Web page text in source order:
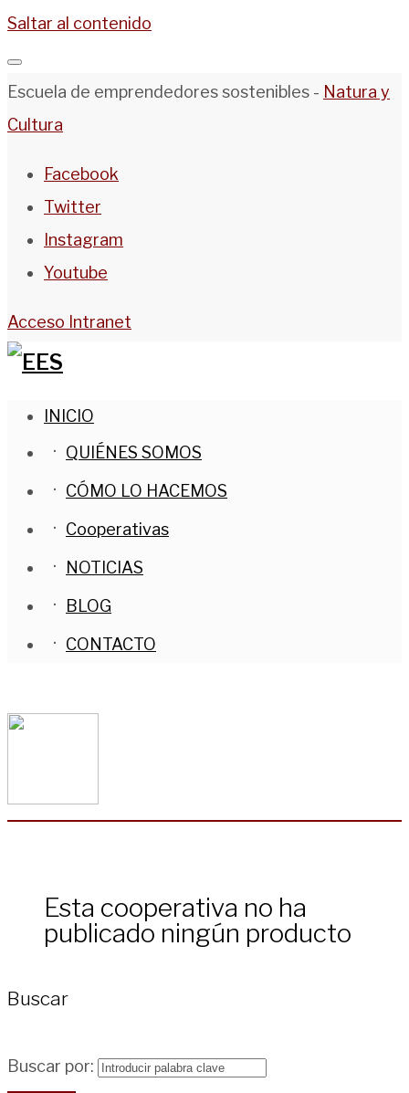
Saltar al contenido
Escuela de emprendedores sostenibles - Natura y
Cultura
Facebook
Twitter
Instagram
Youtube
Acceso Intranet
INICIO
QUIÉNES SOMOS
CÓMO LO HACEMOS
Cooperativas
NOTICIAS
BLOG
CONTACTO
Esta cooperativa no ha
publicado ningún producto
Buscar
Buscar por: